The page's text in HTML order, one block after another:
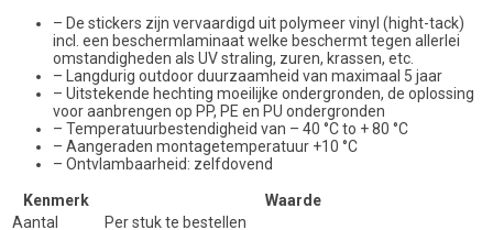
– De stickers zijn vervaardigd uit polymeer vinyl (hight-tack)
incl. een beschermlaminaat welke beschermt tegen allerlei
omstandigheden als UV straling, zuren, krassen, etc.
– Langdurig outdoor duurzaamheid van maximaal 5 jaar
– Uitstekende hechting moeilijke ondergronden, de oplossing
voor aanbrengen op PP, PE en PU ondergronden
– Temperatuurbestendigheid van – 40 °C to + 80 °C
– Aangeraden montagetemperatuur +10 °C
– Ontvlambaarheid: zelfdovend
Kenmerk
Waarde
Aantal
Per stuk te bestellen